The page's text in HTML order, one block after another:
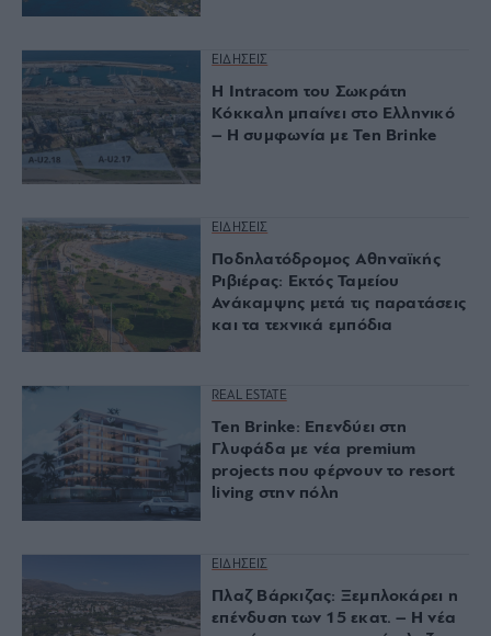
ΕΙΔΗΣΕΙΣ
Η Intracom του Σωκράτη
Κόκκαλη μπαίνει στο Ελληνικό
– Η συμφωνία με Ten Brinke
ΕΙΔΗΣΕΙΣ
Ποδηλατόδρομος Αθηναϊκής
Ριβιέρας: Εκτός Ταμείου
Ανάκαμψης μετά τις παρατάσεις
και τα τεχνικά εμπόδια
REAL ESTATE
Ten Brinke: Επενδύει στη
Γλυφάδα με νέα premium
projects που φέρνουν το resort
living στην πόλη
ΕΙΔΗΣΕΙΣ
Πλαζ Βάρκιζας: Ξεμπλοκάρει η
επένδυση των 15 εκατ. – Η νέα